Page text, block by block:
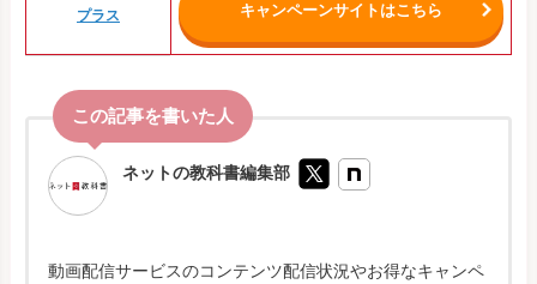
プラス
キャンペーンサイトはこちら
ネットの教科書編集部
動画配信サービスのコンテンツ配信状況やお得なキャンペ